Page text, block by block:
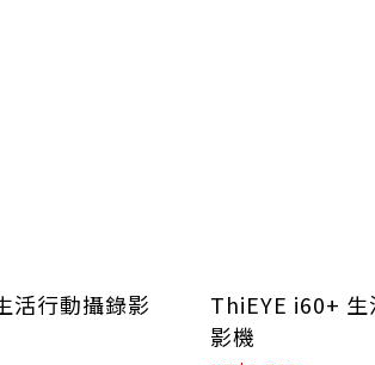
活行動攝錄影
ThiEYE i60+
影機